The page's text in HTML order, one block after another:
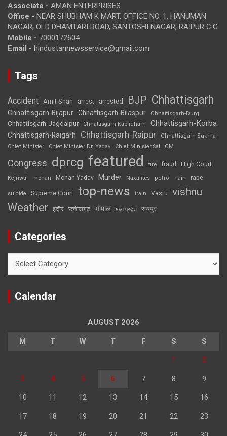
Associate - AMAN ENTERPRISES
Office - NEAR SHUBHAM K MART, OFFICE NO. 1, HANUMAN
NAGAR, OLD DHAMTARI ROAD, SANTOSHI NAGAR, RAIPUR C.G.
Mobile - 7000172604
Email - hindustannewsservice@gmail.com
Tags
Accident Amit Shah arrest arrested BJP Chhattisgarh
Chhattisgarh-Bijapur Chhattisgarh-Bilaspur Chhattisgarh-Durg
Chhattisgarh-Jagdalpur Chhattisgarh-Kabirdham Chhattisgarh-Korba
Chhattisgarh-Raigarh Chhattisgarh-Raipur
Chhattisgarh-Sukma
Chief Minister
Chief Minister Dr. Yadav Chief Minister Sai CM
Congress dprcg featured fire fraud High Court
Kejriwal mohan Mohan Yadav Murder Naxalites petrol rain rape
suicide Supreme Court top-news train Vastu vishnu
Weather इंदौर छत्तीसगढ़ भोपाल मध्य प्रदेश रायपुर
Categories
Calendar
AUGUST 2026
M T W T F S S
1 2
3 4 5 6 7 8 9
10 11 12 13 14 15 16
17 18 19 20 21 22 23